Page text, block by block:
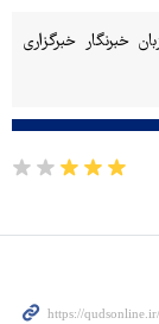
خبرنگار خبرگزاری